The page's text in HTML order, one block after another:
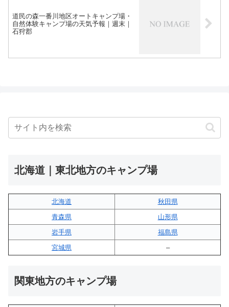
道民の森一番川地区オートキャンプ場・
自然体験キャンプ場の天気予報｜週末｜
石狩郡
北海道｜東北地方のキャンプ場
北海道
秋田県
青森県
山形県
岩手県
福島県
宮城県
–
関東地方のキャンプ場